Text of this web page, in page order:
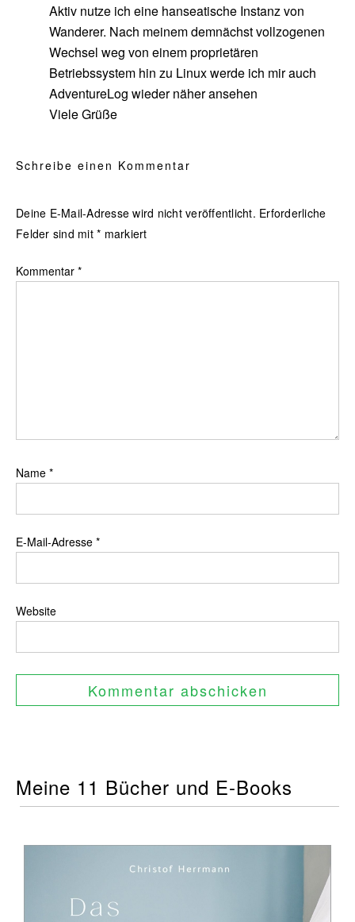
Aktiv nutze ich eine hanseatische Instanz von
Wanderer. Nach meinem demnächst vollzogenen
Wechsel weg von einem proprietären
Betriebssystem hin zu Linux werde ich mir auch
AdventureLog wieder näher ansehen
Viele Grüße
Schreibe einen Kommentar
Deine E-Mail-Adresse wird nicht veröffentlicht. Erforderliche
Felder sind mit * markiert
Kommentar *
Name *
E-Mail-Adresse *
Website
Meine 11 Bücher und E-Books